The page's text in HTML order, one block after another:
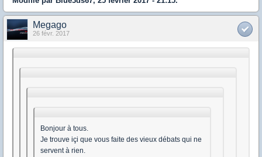
Megago
26 févr. 2017
Bonjour à tous.
Je trouve içi que vous faite des vieux débats qui ne
servent à rien.